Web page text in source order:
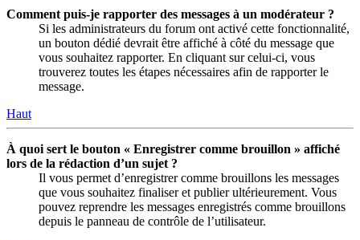
Comment puis-je rapporter des messages à un modérateur ?
Si les administrateurs du forum ont activé cette fonctionnalité,
un bouton dédié devrait être affiché à côté du message que
vous souhaitez rapporter. En cliquant sur celui-ci, vous
trouverez toutes les étapes nécessaires afin de rapporter le
message.
Haut
À quoi sert le bouton « Enregistrer comme brouillon » affiché
lors de la rédaction d’un sujet ?
Il vous permet d’enregistrer comme brouillons les messages
que vous souhaitez finaliser et publier ultérieurement. Vous
pouvez reprendre les messages enregistrés comme brouillons
depuis le panneau de contrôle de l’utilisateur.